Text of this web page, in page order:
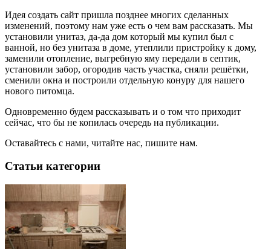
Идея создать сайт пришла позднее многих сделанных
изменений, поэтому нам уже есть о чем вам рассказать. Мы
установили унитаз, да-да дом который мы купил был с
ванной, но без унитаза в доме, утеплили пристройку к дому,
заменили отопление, выгребную яму передали в септик,
установили забор, огородив часть участка, сняли решётки,
сменили окна и построили отдельную конуру для нашего
нового питомца.
Одновременно будем рассказывать и о том что приходит
сейчас, что бы не копилась очередь на публикации.
Оставайтесь с нами, читайте нас, пишите нам.
Статьи категории